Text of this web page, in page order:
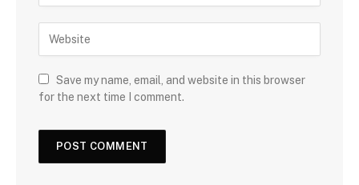
Save my name, email, and website in this browser
for the next time I comment.